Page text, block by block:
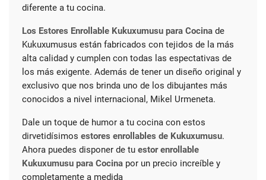
diferente a tu cocina.
Los Estores Enrollable Kukuxumusu para Cocinade
Kukuxumusus están fabricados con tejidos de la más
alta calidad y cumplen con todas las espectativas de
los más exigente. Además de tener un diseño original y
exclusivo que nos brinda uno de los dibujantes más
conocidos a nivel internacional, Mikel Urmeneta.
Dale un toque de humor a tu cocina con estos
dirvetidísimos estores enrollables de Kukuxumusu.
Ahora puedes disponer de tu estor enrollable
Kukuxumusu para Cocinapor un precio increíble y
completamente a medida